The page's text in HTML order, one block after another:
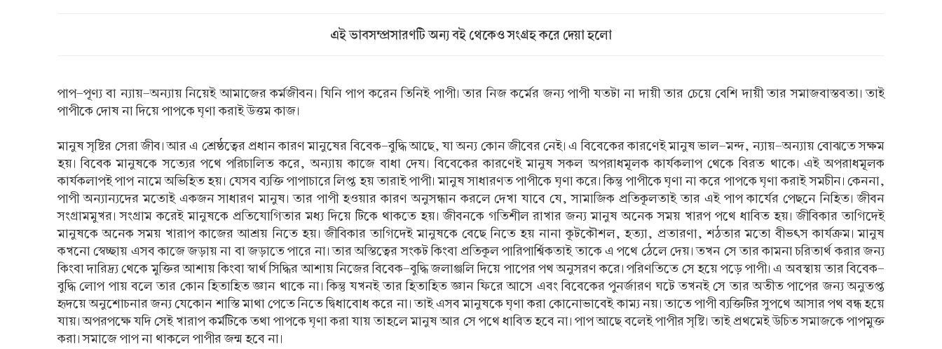
এই ভাবসম্প্রসারণটি অন্য বই থেকেও সংগ্রহ করে দেয়া হলো
পাপ-পূণ্য বা ন্যায়-অন্যায় নিয়েই আমাজের কর্মজীবন। যিনি পাপ করেন তিনিই পাপী। তার নিজ কর্মের জন্য পাপী যতটা না দায়ী তার চেয়ে বেশি দায়ী তার সমাজবাস্তবতা। তাই
পাপীকে দোষ না দিয়ে পাপকে ঘৃণা করাই উত্তম কাজ।
মানুষ সৃষ্টির সেরা জীব। আর এ শ্রেষ্ঠত্বের প্রধান কারণ মানুষের বিবেক-বুদ্ধি আছে, যা অন্য কোন জীবের নেই। এ বিবেকের কারণেই মানুষ ভাল-মন্দ, ন্যায়-অন্যায় বোঝতে সক্ষম
হয়। বিবেক মানুষকে সত্যের পথে পরিচালিত করে, অন্যায় কাজে বাধা দেয। বিবেকের কারণেই মানুষ সকল অপরাধমূলক কার্যকলাপ থেকে বিরত থাকে। এই অপরাধমূলক
কার্যকলাপই পাপ নামে অভিহিত হয়। যেসব ব্যক্তি পাপাচারে লিপ্ত হয় তারাই পাপী। মানুষ সাধারণত পাপীকে ঘৃণা করে। কিন্তু পাপীকে ঘৃণা না করে পাপকে ঘৃণা করাই সমচীন। কেননা,
পাপী অন্যান্যদের মতোই একজন সাধারণ মানুষ। তার পাপী হওয়ার কারণ অনুসন্ধান করলে দেখা যাবে যে, সামাজিক প্রতিকূলতাই তার এই পাপ কার্যের পেছনে নিহিত। জীবন
সংগ্রামমুখর। সংগ্রাম করেই মানুষকে প্রতিযোগিতার মধ্য দিয়ে টিকে থাকতে হয়। জীবনকে গতিশীল রাখার জন্য মানুষ অনেক সময় খারপ পথে ধাবিত হয়। জীবিকার তাগিদেই
মানুষকে অনেক সময় খারাপ কাজের আশ্রয় নিতে হয়। জীবিকার তাগিদেই মানুষকে বেছে নিতে হয় নানা কূটকৌশল, হত্যা, প্রতারণা, শঠতার মতো বীভৎস কার্যক্রম। মানুষ
কখনো স্বেচ্ছায় এসব কাজে জড়ায় না বা জড়াতে পারে না। তার অস্তিত্বের সংকট কিংবা প্রতিকূল পারিপার্শ্বিকতাই তাকে এ পথে ঠেলে দেয়। তখন সে তার কামনা চরিতার্থ করার জন্য
কিংবা দারিদ্র্য থেকে মুক্তির আশায় কিংবা স্বার্থ সিদ্ধির আশায় নিজের বিবেক-বুদ্ধি জলাঞ্জলি দিয়ে পাপের পথ অনুসরণ করে। পরিণতিতে সে হয়ে পড়ে পাপী। এ অবস্থায় তার বিবেক-
বুদ্ধি লোপ পায় বলে তার কোন হিতাহিত জ্ঞান থাকে না। কিন্তু যখনই তার হিতাহিত জ্ঞান ফিরে আসে এবং বিবেকের পুনর্জারণ ঘটে তখনই সে তার অতীত পাপের জন্য অনুতপ্ত
হৃদয়ে অনুশোচনার জন্য যেকোন শাস্তি মাথা পেতে নিতে দ্বিধাবোধ করে না। তাই এসব মানুষকে ঘৃণা করা কোনোভাবেই কাম্য নয়। তাতে পাপী ব্যক্তিটির সুপথে আসার পথ বন্ধ হয়ে
যায়। অপরপক্ষে যদি সেই খারাপ কর্মটিকে তথা পাপকে ঘৃণা করা যায় তাহলে মানুষ আর সে পথে ধাবিত হবে না। পাপ আছে বলেই পাপীর সৃষ্টি। তাই প্রথমেই উচিত সমাজকে পাপমুক্ত
করা। সমাজে পাপ না থাকলে পাপীর জন্ম হবে না।